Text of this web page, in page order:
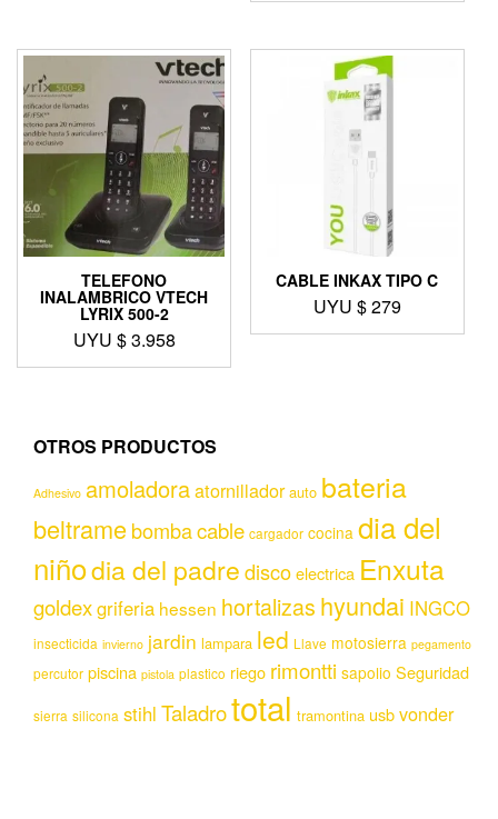
TELEFONO
INALAMBRICO VTECH
LYRIX 500-2
UYU $3.958
CABLE INKAX TIPO C
UYU $279
OTROS PRODUCTOS
Adhesivo amoladoraatornillador auto bateria
beltramebombacable cargador cocina dia del
niñodia del padrediscoelectrica Enxuta
goldexgriferia hessen hortalizas hyundai INGCO
insecticida invierno jardin lampara led Llave motosierra pegamento
percutor piscina pistola plastico riego rimontti sapolio Seguridad
sierra silicona stihl Taladrototal tramontina usbvonder